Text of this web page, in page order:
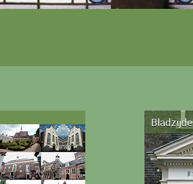
Bladzijde